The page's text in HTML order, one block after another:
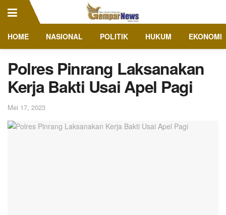
HOME NASIONAL POLITIK HUKUM EKONOMI
Polres Pinrang Laksanakan
Kerja Bakti Usai Apel Pagi
Mei 17, 2023